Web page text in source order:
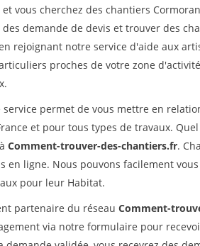
vous cherchez des chantiers
demande de devis et trouver des
rejoignant notre service d'aide aux
proches de votre zone
permet de vous mettre en
et pour tous types de travaux.
Comment-trouver-des-chantiers.fr.
en ligne. Nous pouvons facilement
pour leur Habitat.
partenaire du réseau Comment-
via notre formulaire pour